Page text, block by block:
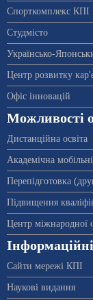
Спорткомплекс КПІ
Студмісто
Українсько-
Центр розвитку
Офіс інновацій
Можливості
Дистанційна освіта
Академічна
Перепідготовка
Підвищення
Центр міжнародної
Сайти мережі КПІ
Наукові видання